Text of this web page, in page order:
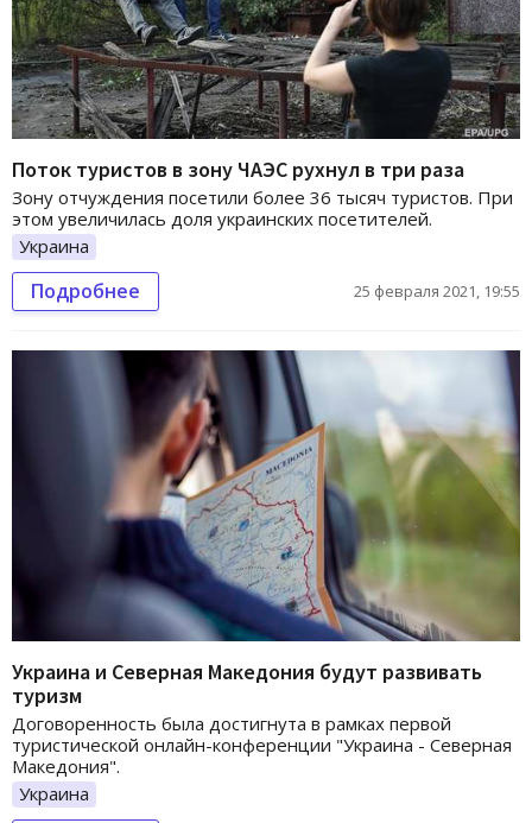
Поток туристов в зону ЧАЭС рухнул в три раза
Зону отчуждения посетили более 36 тысяч туристов. При
этом увеличилась доля украинских посетителей.
Украина
Подробнее 25 февраля 2021, 19:55
Украина и Северная Македония будут развивать
туризм
Договоренность была достигнута в рамках первой
туристической онлайн-конференции "Украина - Северная
Македония".
Украина